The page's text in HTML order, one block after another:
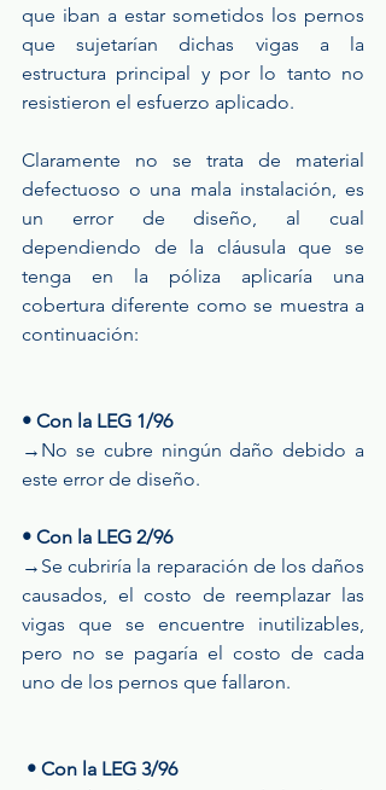
que iban a estar sometidos los pernos
que sujetarían dichas vigas a la
estructura principal y por lo tanto no
resistieron el esfuerzo aplicado.
Claramente no se trata de material
defectuoso o una mala instalación, es
un error de diseño, al cual
dependiendo de la cláusula que se
tenga en la póliza aplicaría una
cobertura diferente como se muestra a
continuación:
• Con la LEG 1/96
→No se cubre ningún daño debido a
este error de diseño.
• Con la LEG 2/96
→Se cubriría la reparación de los daños
causados, el costo de reemplazar las
vigas que se encuentre inutilizables,
pero no se pagaría el costo de cada
uno de los pernos que fallaron.
• Con la LEG 3/96